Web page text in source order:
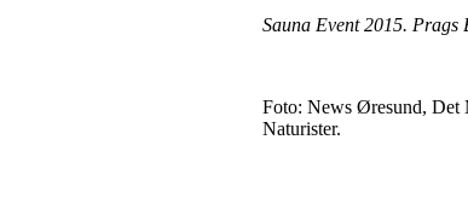
Sauna Event 2015.
Foto: News Øresund, Det
Naturister.